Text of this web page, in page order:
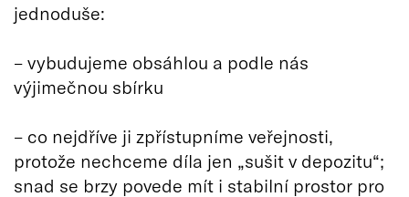
jednoduše:
– vybudujeme obsáhlou a podle nás
výjimečnou sbírku
– co nejdříve ji zpřístupníme veřejnosti,
protože nechceme díla jen „sušit v depozitu“;
snad se brzy povede mít i stabilní prostor pro